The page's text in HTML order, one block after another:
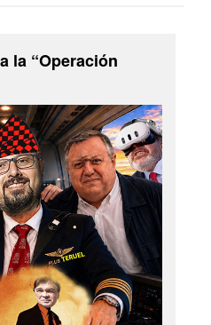
la “Operación